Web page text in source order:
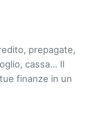
prepagate,
cassa... Il
finanze in un